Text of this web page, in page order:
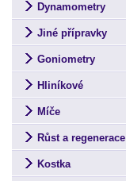
Dynamometry
Jiné přípravky
Goniometry
Hliníkové
Míče
Růst a regenerace
Kostka